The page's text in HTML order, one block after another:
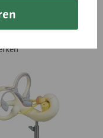
den Anfragekorb